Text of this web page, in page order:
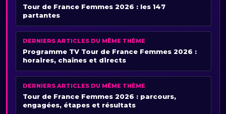
Tour de France Femmes 2026 : les 147
partantes
DERNIERS ARTICLES DU MÊME THÈME
Programme TV Tour de France Femmes 2026 :
horaires, chaînes et directs
DERNIERS ARTICLES DU MÊME THÈME
Tour de France Femmes 2026 : parcours,
engagées, étapes et résultats